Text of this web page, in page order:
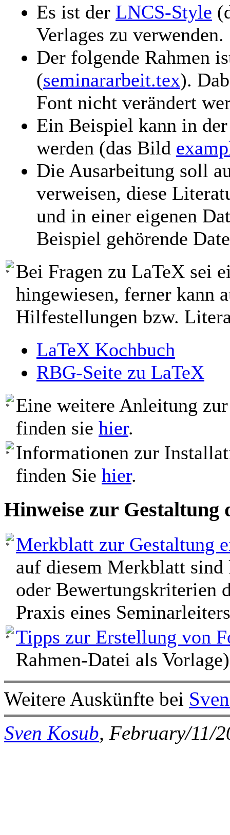
Es ist der LNCS-Style
Verlages zu verwenden.
Der folgende Rahmen
(seminararbeit.tex).
Font nicht verändert
Ein Beispiel kann in
werden (das Bild
Die Ausarbeitung soll
verweisen, diese
und in einer eigenen
Beispiel gehörende
Bei Fragen zu LaTeX sei
hingewiesen, ferner kann
Hilfestellungen bzw.
LaTeX Kochbuch
RBG-Seite zu LaTeX
Eine weitere Anleitung
finden sie hier.
Informationen zur
finden Sie hier.
Hinweise zur Gestaltung
Merkblatt zur Gestaltung
auf diesem Merkblatt
oder Bewertungskriterien
Praxis eines
Tipps zur Erstellung von
Rahmen-Datei als Vorlage)
Weitere Auskünfte bei
Sven Kosub, February/11/